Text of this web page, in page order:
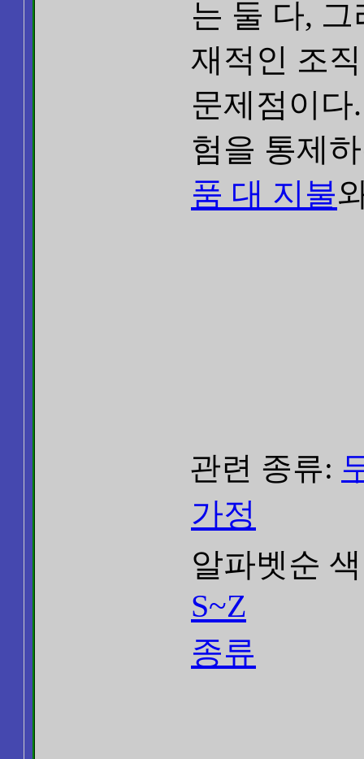
는 둘 다,
재적인 조
문제점이
험을 통제
품 대 지불
관련 종류:
가정
알파벳순
S~Z
종류